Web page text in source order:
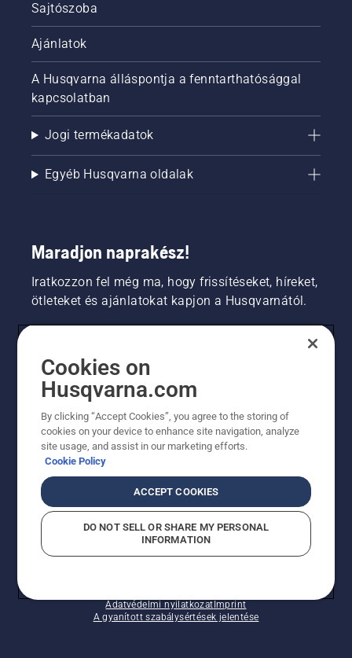
Sajtószoba
Ajánlatok
A Husqvarna álláspontja a fenntarthatósággal
kapcsolatban
Jogi termékadatok
Egyéb Husqvarna oldalak
Maradjon naprakész!
Iratkozzon fel még ma, hogy frissítéseket, híreket,
ötleteket és ajánlatokat kapjon a Husqvarnától.
PROFESSZIONÁLIS
Adatvédelmi nyilatkozat Imprint
A gyanított szabálysértések jelentése
Cookies on
Husqvarna.com
By clicking “Accept Cookies”, you agree to the storing of
cookies on your device to enhance site navigation, analyze
site usage, and assist in our marketing efforts.
Cookie Policy
ACCEPT COOKIES
DO NOT SELL OR SHARE MY PERSONAL
INFORMATION